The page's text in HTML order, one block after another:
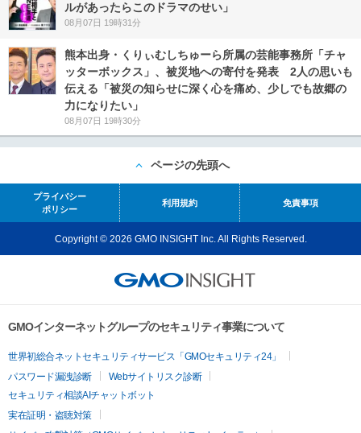
ルがあったらこのドラマのせい」
08月07日 19時31分
熊本出身・くりぃむしちゅーら所属の芸能事務所「チャ
ッターボックス」、被災地への寄付を発表 2人の思いも
伝える「被災の知らせに深く心を痛め、少しでも故郷の
力になりたい」
08月07日 19時30分
ページの先頭へ
プライバシー
ポリシー
利用規約 免責事項
Copyright © 2026 GMO INSIGHT Inc. All Rights Reserved.
GMOインターネットグループのセキュリティ事業について
世界初総合ネットセキュリティサービス「GMOセキュリティ24」
パスワード漏洩診断
Webサイトリスク診断
セキュリティ相談AIチャットボット
実在証明・盗聴対策